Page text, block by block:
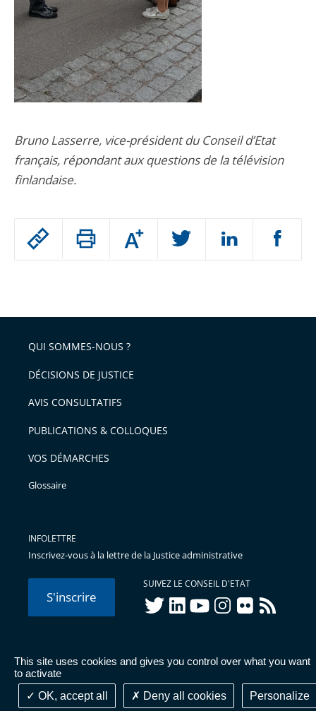
This site uses cookies and gives you control over what you want
to activate
OK, accept all
Deny all cookies Personalize
Passer
arriver
après
Augmenter
ou
l'article
pour
avant
Bruno Lasserre, vice-président du Conseil d’Etat
français, répondant aux questions de la télévision
finlandaise.
QUI SOMMES-NOUS ?
DÉCISIONS DE JUSTICE
AVIS CONSULTATIFS
PUBLICATIONS & COLLOQUES
VOS DÉMARCHES
Glossaire
INFOLETTRE
Inscrivez-vous à la lettre de la Justice administrative
S'inscrire
SUIVEZ LE CONSEIL D'ETAT
twitterlinkedInyoutubeinstagram
flickr rss
© Conseil d'État 2026 - Mentions légales
Données
personnelles-Publications administratives-Accessibilité :
partiellement conforme